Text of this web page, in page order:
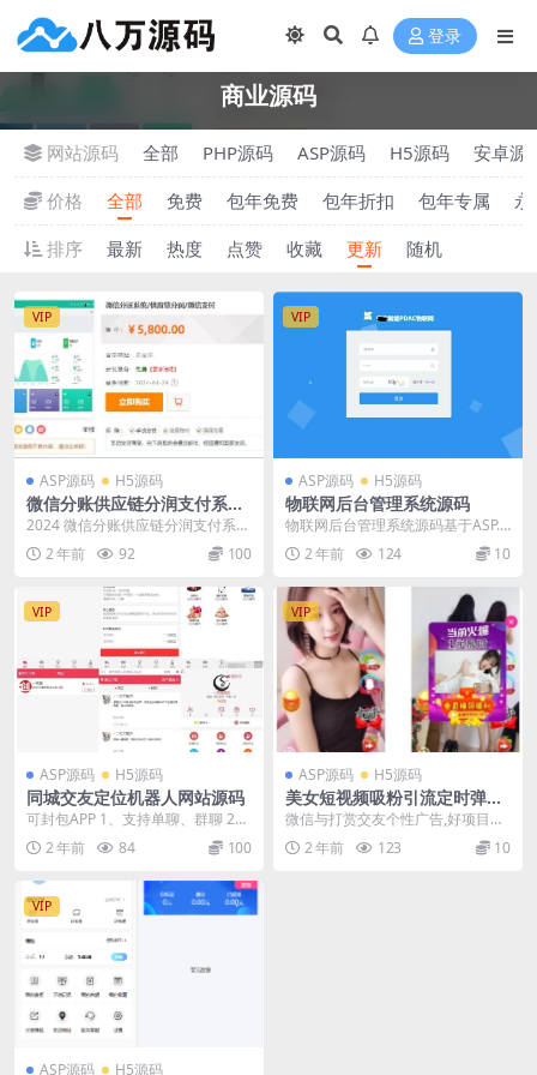
登录
商业源码
网站源码 全部 PHP源码 ASP源码 H5源码
安卓源
价格
全部 免费 包年免费 包年折扣 包年专属
排序
最新 热度 点赞 收藏 更新 随机
VIP
ASP源码 H5源码
微信分账供应链分润支付系统
源码
2024 微信分账供应链分润支付系统
源码
2 年前 92 100
VIP
ASP源码 H5源码
物联网后台管理系统源码
物联网后台管理系统源码基于ASP.N
ET内核，提供卓越的性能和功能。
此外，我们...
2 年前 124 10
VIP
ASP源码 H5源码
同城交友定位机器人网站源码
可封包APP 1、支持单聊、群聊 2、
支持发动态，类似朋友圈 3、支持
附近的人导...
2 年前 84 100
VIP
ASP源码 H5源码
美女短视频吸粉引流定时弹窗
源码
微信与打赏交友个性广告,好项目带
后台 不一样的体验，手机端带+微
信+打赏广告，引...
2 年前 123 10
VIP
ASP源码 H5源码